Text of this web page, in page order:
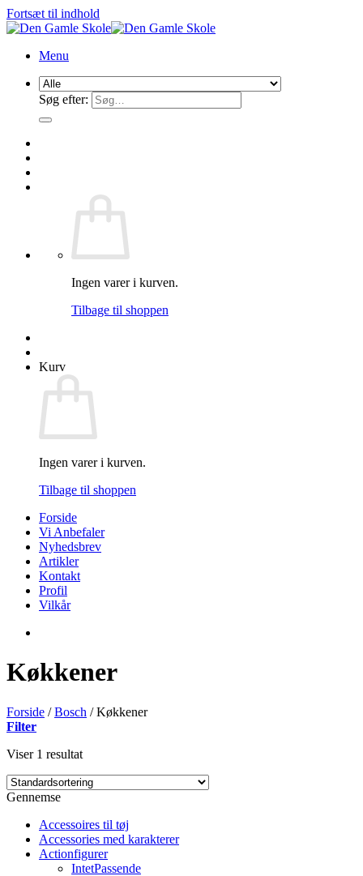
Fortsæt til indhold
Menu
Søg efter:
Ingen varer i kurven.
Tilbage til shoppen
Kurv
Ingen varer i kurven.
Tilbage til shoppen
Forside
Vi Anbefaler
Nyhedsbrev
Artikler
Kontakt
Profil
Vilkår
Køkkener
Forside / Bosch /Køkkener
Filter
Viser 1 resultat
Gennemse
Accessoires til tøj
Accessories med karakterer
Actionfigurer
IntetPassende